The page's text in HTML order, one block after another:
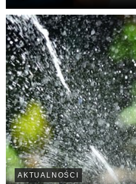
rośnie presja na serwis i
AKTUALNOŚCI